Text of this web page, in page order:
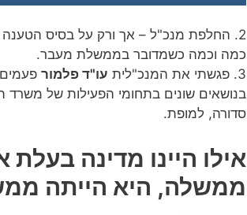
2. החלפת מנכ"ל – אך ורק על בסיס הטענה שזוהי משרת אמון – היא
כמה וכמה כשמדובר בממשלת מעבר.
3. פגשתי את המנכ"לית
עו"ד פלמור
בנושאים שונים בתחומי הפעילות של
סדורה, למופת.
אילו היינו מדינה
ממשלה, היא הייתה